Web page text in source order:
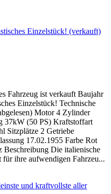
Einzelstück! (verkauft)
Fahrzeug ist verkauft Baujahr
Einzelstück! Technische
Motor 4 Zylinder
37kW (50 PS) Kraftstoffart
Sitzplätze 2 Getriebe
17.02.1955 Farbe Rot
Beschreibung Die italienische
ihre aufwendigen Fahrzeu...
und kraftvollste aller